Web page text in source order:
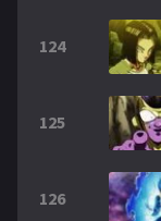
124
125
126